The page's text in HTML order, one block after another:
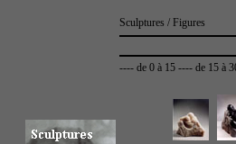
Sculptures / Figures
---- de 0 à 15 ---- de 15 à